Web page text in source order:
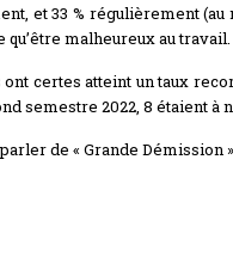
et 33 % régulièrement
qu’être malheureux au
certes atteint un taux
semestre 2022, 8 étaient
de « Grande Démission